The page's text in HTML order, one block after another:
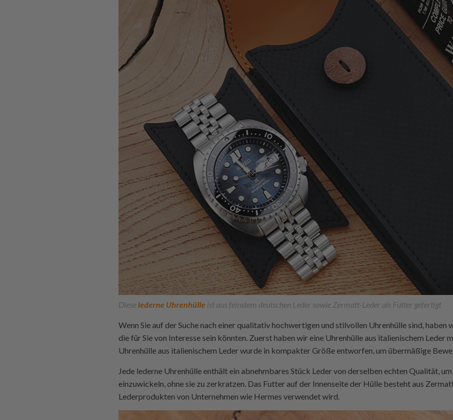
Dieselederne Uhrenhülle ist aus feinstem deutschen Leder sowie Zermatt-Leder als Futter gefertigt
Wenn Sie auf der Suche nach einer qualitativ hochwertigen und stilvollen Uhrenhülle sind,
die für Sie von Interesse sein könnten. Zuerst haben wir eine Uhrenhülle aus italienischem Leder
Uhrenhülle aus italienischem Leder wurde in kompakter Größe entworfen, um übermäßige
Jede lederne Uhrenhülle enthält ein abnehmbares Stück Leder von derselben echten Qualität,
einzuwickeln, ohne sie zu zerkratzen. Das Futter auf der Innenseite der Hülle besteht aus
Lederprodukten von Unternehmen wie Hermes verwendet wird.